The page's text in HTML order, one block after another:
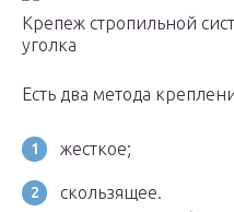
Крепеж стропильной
уголка
Есть два метода
жесткое;
скользящее.